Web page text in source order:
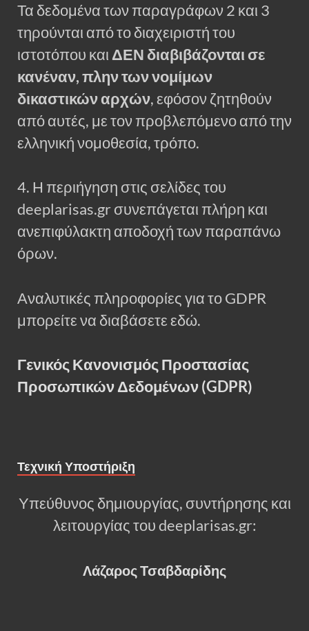
Τα δεδομένα των παραγράφων 2 και 3
τηρούνται από το διαχειριστή του
ιστοτόπου και ΔΕΝ διαβιβάζονται σε
κανέναν, πλην των νομίμων
δικαστικών αρχών, εφόσον ζητηθούν
από αυτές, με τον προβλεπόμενο από την
ελληνική νομοθεσία, τρόπο.
4. Η περιήγηση στις σελίδες του
deeplarisas.gr συνεπάγεται πλήρη και
ανεπιφύλακτη αποδοχή των παραπάνω
όρων.
Αναλυτικές πληροφορίες για το GDPR
μπορείτε να διαβάσετε εδώ.
Γενικός Κανονισμός Προστασίας
Προσωπικών Δεδομένων (GDPR)
Τεχνική Υποστήριξη
Υπεύθυνος δημιουργίας, συντήρησης και
λειτουργίας του deeplarisas.gr:
Λάζαρος Τσαβδαρίδης